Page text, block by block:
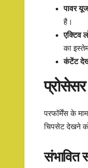
पावर
है।
एक्टिव
का
कंटेंट
परफॉर्मेंस के
चिपसेट देखने
संभावित